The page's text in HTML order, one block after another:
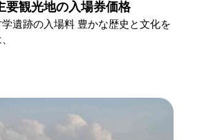
要観光地の入場券価格
遺跡の入場料 豊かな歴史と文化を